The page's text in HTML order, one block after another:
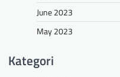
June 2023
May 2023
Kategori